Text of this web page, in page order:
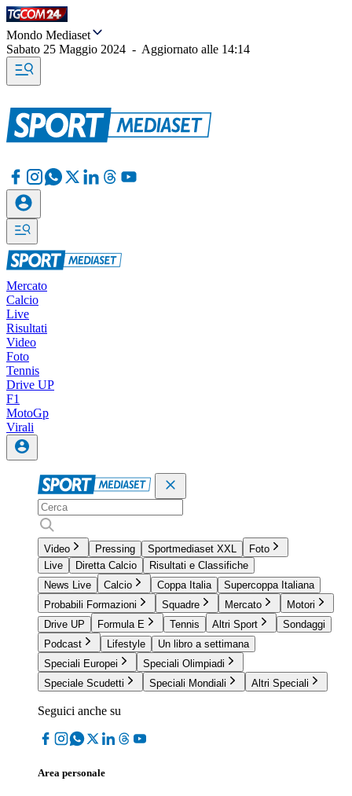
Mondo Mediaset
Sabato 25 Maggio 2024 - Aggiornato alle 14:14
Mercato
Calcio
Live
Risultati
Video
Foto
Tennis
Drive UP
F1
MotoGp
Virali
Video Pressing Sportmediaset XXL
Foto
Live
Diretta Calcio
Risultati e Classifiche
News Live
Calcio Coppa Italia
Supercoppa Italiana
Probabili Formazioni
Squadre Mercato
Motori
Drive UP
Formula E Tennis Altri Sport
Sondaggi
Podcast
Lifestyle
Un libro a settimana
Speciali Europei
Speciali Olimpiadi
Speciale Scudetti
Speciali Mondiali Altri Speciali
Seguici anche su
Area personale